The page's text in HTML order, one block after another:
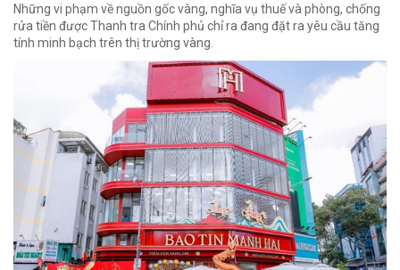
Những vi phạm về nguồn gốc vàng, nghĩa vụ thuế và phòng, chống
rửa tiền được Thanh tra Chính phủ chỉ ra đang đặt ra yêu cầu tăng
tính minh bạch trên thị trường vàng.